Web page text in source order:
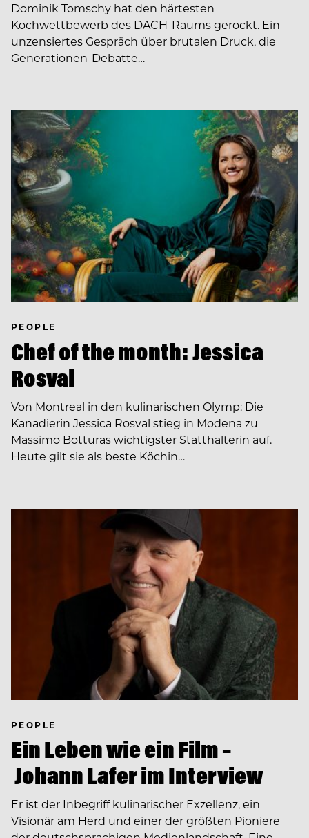
Dominik Tomschy hat den härtesten
Kochwettbewerb des DACH-Raums gerockt. Ein
unzensiertes Gespräch über brutalen Druck, die
Generationen-Debatte…
PEOPLE
Chef of the month: Jessica
Rosval
Von Montreal in den kulinarischen Olymp: Die
Kanadierin Jessica Rosval stieg in Modena zu
Massimo Botturas wichtigster Statthalterin auf.
Heute gilt sie als beste Köchin…
PEOPLE
Ein Leben wie ein Film –
Johann Lafer im Interview
Er ist der Inbegriff kulinarischer Exzellenz, ein
Visionär am Herd und einer der größten Pioniere